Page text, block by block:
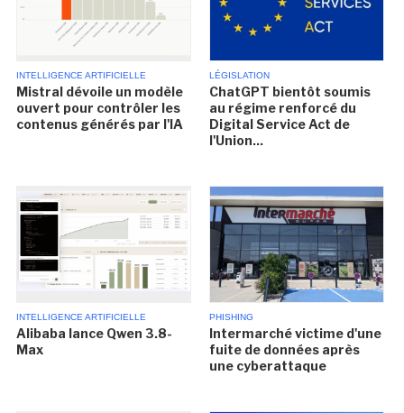
INTELLIGENCE ARTIFICIELLE
Mistral dévoile un modèle
ouvert pour contrôler les
contenus générés par l'IA
LÉGISLATION
ChatGPT bientôt soumis
au régime renforcé du
Digital Service Act de
l'Union...
INTELLIGENCE ARTIFICIELLE
Alibaba lance Qwen 3.8-
Max
PHISHING
Intermarché victime d'une
fuite de données après
une cyberattaque